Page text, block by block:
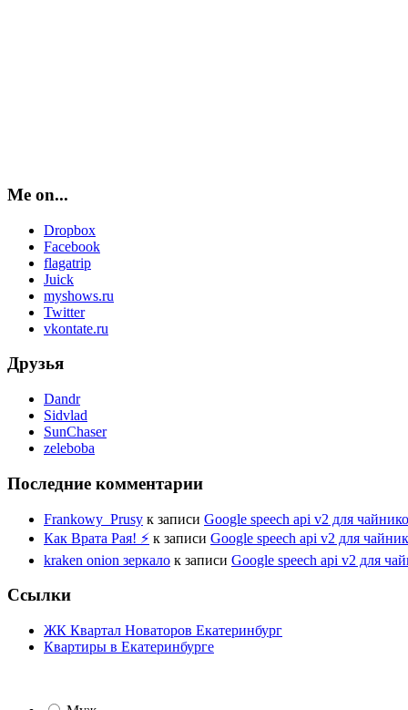
Me on...
Dropbox
Facebook
flagatrip
Juick
myshows.ru
Twitter
vkontate.ru
Друзья
Dandr
Sidvlad
SunChaser
zeleboba
Последние комментарии
Frankowy_Prusy к записи Google speech api v2 для
Как Врата Рая! ⚡ к записи Google speech api v2 для
kraken onion зеркало к записи Google speech api v2 для
Ссылки
ЖК Квартал Новаторов Екатеринбург
Квартиры в Екатеринбурге